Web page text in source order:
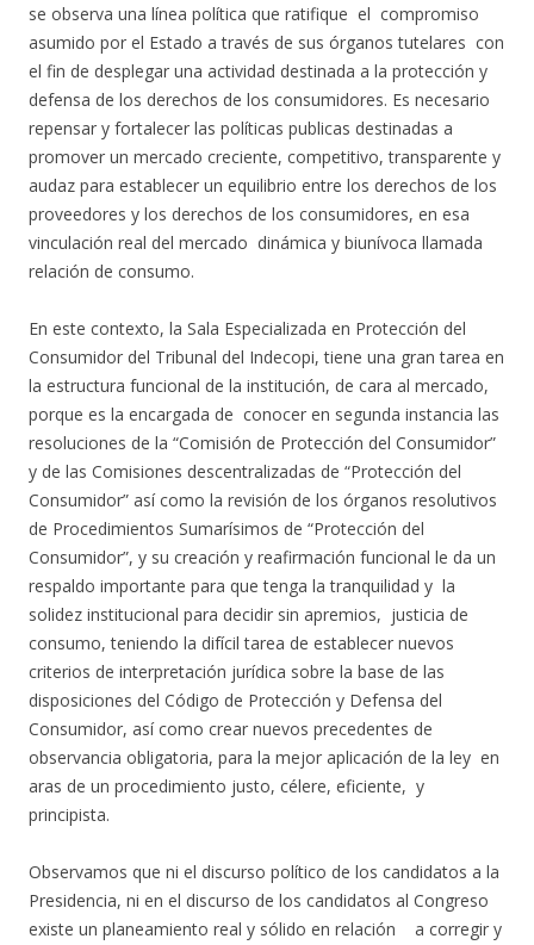
se observa una línea política que ratifique el compromiso
asumido por el Estado a través de sus órganos tutelares con
el fin de desplegar una actividad destinada a la protección y
defensa de los derechos de los consumidores. Es necesario
repensar y fortalecer las políticas publicas destinadas a
promover un mercado creciente, competitivo, transparente y
audaz para establecer un equilibrio entre los derechos de los
proveedores y los derechos de los consumidores, en esa
vinculación real del mercado dinámica y biunívoca llamada
relación de consumo.
En este contexto, la Sala Especializada en Protección del
Consumidor del Tribunal del Indecopi, tiene una gran tarea en
la estructura funcional de la institución, de cara al mercado,
porque es la encargada de conocer en segunda instancia las
resoluciones de la “Comisión de Protección del Consumidor”
y de las Comisiones descentralizadas de “Protección del
Consumidor” así como la revisión de los órganos resolutivos
de Procedimientos Sumarísimos de “Protección del
Consumidor”, y su creación y reafirmación funcional le da un
respaldo importante para que tenga la tranquilidad y la
solidez institucional para decidir sin apremios, justicia de
consumo, teniendo la difícil tarea de establecer nuevos
criterios de interpretación jurídica sobre la base de las
disposiciones del Código de Protección y Defensa del
Consumidor, así como crear nuevos precedentes de
observancia obligatoria, para la mejor aplicación de la ley en
aras de un procedimiento justo, célere, eficiente, y
principista.
Observamos que ni el discurso político de los candidatos a la
Presidencia, ni en el discurso de los candidatos al Congreso
existe un planeamiento real y sólido en relación a corregir y